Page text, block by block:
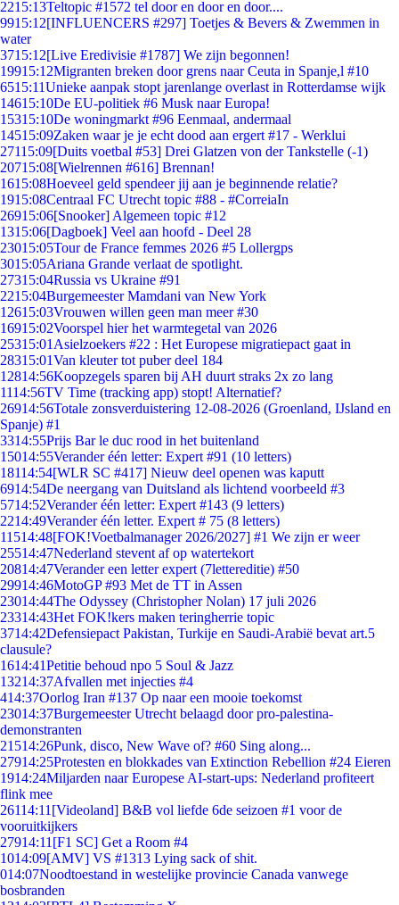
2215:13Teltopic #1572 tel door en door en door....
9915:12[INFLUENCERS #297] Toetjes & Bevers & Zwemmen in
water
3715:12[Live Eredivisie #1787] We zijn begonnen!
19915:12Migranten breken door grens naar Ceuta in Spanje,l #10
6515:11Unieke aanpak stopt jarenlange overlast in Rotterdamse wijk
14615:10De EU-politiek #6 Musk naar Europa!
15315:10De woningmarkt #96 Eenmaal, andermaal
14515:09Zaken waar je je echt dood aan ergert #17 - Werklui
27115:09[Duits voetbal #53] Drei Glatzen von der Tankstelle (-1)
20715:08[Wielrennen #616] Brennan!
1615:08Hoeveel geld spendeer jij aan je beginnende relatie?
1915:08Centraal FC Utrecht topic #88 - #CorreiaIn
26915:06[Snooker] Algemeen topic #12
1315:06[Dagboek] Veel aan hoofd - Deel 28
23015:05Tour de France femmes 2026 #5 Lollergps
3015:05Ariana Grande verlaat de spotlight.
27315:04Russia vs Ukraine #91
2215:04Burgemeester Mamdani van New York
12615:03Vrouwen willen geen man meer #30
16915:02Voorspel hier het warmtegetal van 2026
25315:01 Asielzoekers #22 : Het Europese migratiepact gaat in
28315:01Van kleuter tot puber deel 184
12814:56Koopzegels sparen bij AH duurt straks 2x zo lang
1114:56TV Time (tracking app) stopt! Alternatief?
26914:56Totale zonsverduistering 12-08-2026 (Groenland, IJsland en
Spanje) #1
3314:55Prijs Bar le duc rood in het buitenland
15014:55Verander één letter: Expert #91 (10 letters)
18114:54[WLR SC #417] Nieuw deel openen was kaputt
6914:54De neergang van Duitsland als lichtend voorbeeld #3
5714:52Verander één letter: Expert #143 (9 letters)
2214:49Verander één letter. Expert # 75 (8 letters)
11514:48[FOK!Voetbalmanager 2026/2027] #1 We zijn er weer
25514:47Nederland stevent af op watertekort
20814:47Verander een letter expert (7lettereditie) #50
29914:46MotoGP #93 Met de TT in Assen
23014:44The Odyssey (Christopher Nolan) 17 juli 2026
23314:43Het FOK!kers maken teringherrie topic
3714:42Defensiepact Pakistan, Turkije en Saudi-Arabië bevat art.5
clausule?
1614:41Petitie behoud npo 5 Soul & Jazz
13214:37Afvallen met injecties #4
414:37Oorlog Iran #137 Op naar een mooie toekomst
23014:37Burgemeester Utrecht belaagd door pro-palestina-
demonstranten
21514:26Punk, disco, New Wave of? #60 Sing along...
27914:25Protesten en blokkades van Extinction Rebellion #24 Eieren
1914:24Miljarden naar Europese AI-start-ups: Nederland profiteert
flink mee
26114:11 [Videoland] B&B vol liefde 6de seizoen #1 voor de
vooruitkijkers
27914:11 [F1 SC] Get a Room #4
1014:09[AMV] VS #1313 Lying sack of shit.
014:07Noodtoestand in westelijke provincie Canada vanwege
bosbranden